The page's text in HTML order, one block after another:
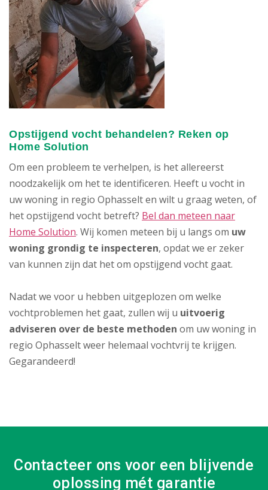
Opstijgend vocht behandelen? Reken op
Home Solution
Om een probleem te verhelpen, is het allereerst
noodzakelijk om het te identificeren. Heeft u vocht in
uw woning in regio Ophasselt en wilt u graag weten, of
het opstijgend vocht betreft? Bel dan meteen naar
Home Solution. Wij komen meteen bij u langs om uw
woning grondig te inspecteren, opdat we er zeker
van kunnen zijn dat het om opstijgend vocht gaat.
Nadat we voor u hebben uitgeplozen om welke
vochtproblemen het gaat, zullen wij u uitvoerig
adviseren over de beste methoden om uw woning in
regio Ophasselt weer helemaal vochtvrij te krijgen.
Gegarandeerd!
Contacteer ons voor een blijvende
oplossing mét garantie